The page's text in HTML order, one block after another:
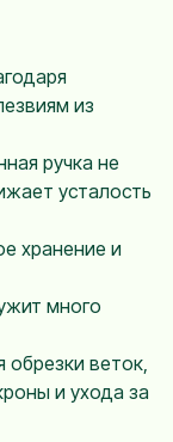
из
ручка не
усталость
хранение и
много
веток,
и ухода за